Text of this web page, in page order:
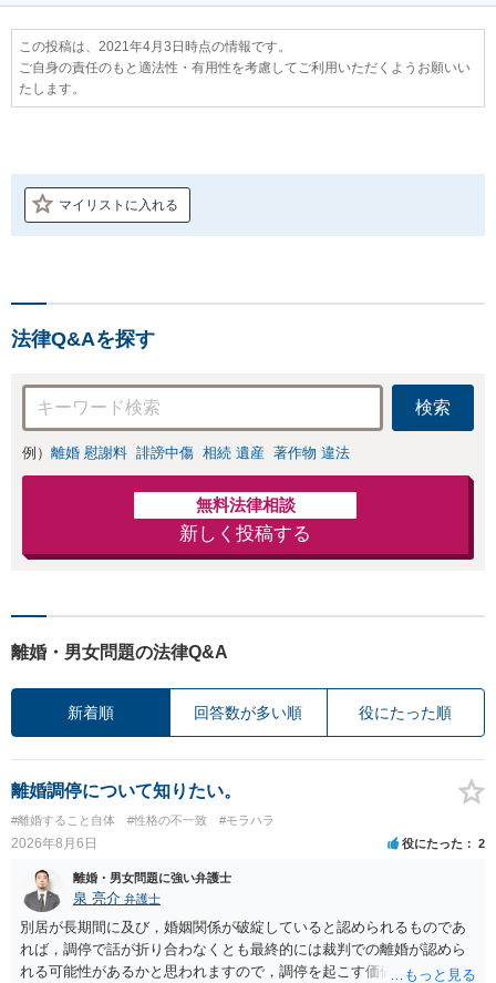
この投稿は、2021年4月3日時点の情報です。
ご自身の責任のもと適法性・有用性を考慮してご利用いただくようお願いい
たします。
マイリストに入れる
法律Q&Aを探す
検索
例） 離婚 慰謝料 誹謗中傷 相続 遺産 著作物 違法
無料法律相談
新しく投稿する
離婚・男女問題の法律Q&A
新着順 回答数が多い順 役にたった順
離婚調停について知りたい。
#離婚すること自体 #性格の不一致 #モラハラ
2026年8月6日 役にたった 2
離婚・男女問題に強い弁護士
泉 亮介 弁護士
別居が長期間に及び，婚姻関係が破綻していると認められるものであ
れば，調停で話が折り合わなくとも最終的には裁判での離婚が認めら
れる可能性があるかと思われますので，調停を起こす価値はあるよう